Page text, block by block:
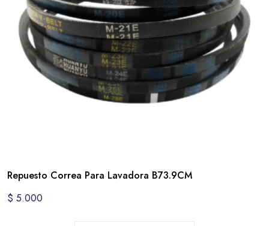
Repuesto Correa Para Lavadora B73.9CM
$ 5.000